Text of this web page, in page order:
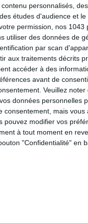
personnalisés,
études d'audience et
permission, nos 1043
utiliser des données de
par scan
aux traitements décrits
accéder à des
avant de
Veuillez
données personnelles
consentement, mais vous
pouvez modifier vos
à tout moment en
"Confidentialité" en
DO YOU KNOW AIRBNB FOR